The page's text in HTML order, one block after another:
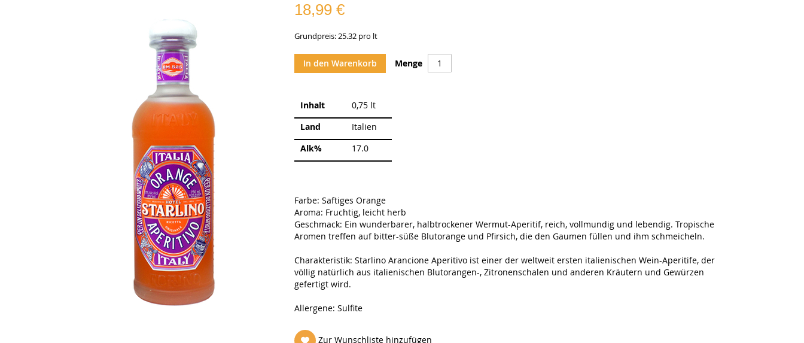
18,99 €
Grundpreis: 25.32 pro lt
Menge
In den Warenkorb
Weitere
Inhalt
0,75 lt
Land
Italien
Alk%
17.0
Farbe: Saftiges Orange
Aroma: Fruchtig, leicht herb
Geschmack: Ein wunderbarer, halbtrockener Wermut-Aperitif, reich, vollmundig und lebendig. Tropische
Aromen treffen auf bitter-süße Blutorange und Pfirsich, die den Gaumen füllen und ihm schmeicheln.
Charakteristik: Starlino Arancione Aperitivo ist einer der weltweit ersten italienischen Wein-Aperitife, der
völlig natürlich aus italienischen Blutorangen-, Zitronenschalen und anderen Kräutern und Gewürzen
gefertigt wird.
Allergene: Sulfite
Zur Wunschliste hinzufügen